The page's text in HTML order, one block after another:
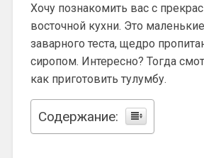
Хочу познакомить вас с
восточной кухни. Это
заварного теста, щедро
сиропом. Интересно? Тогда
как приготовить тулумбу.
Содержание: